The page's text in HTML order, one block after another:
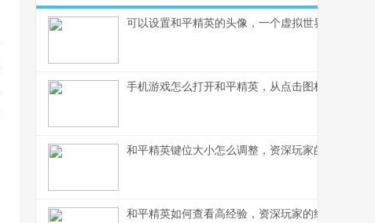
可以设置和平精英的头像，一个虚拟世界的自我宣
手机游戏怎么打开和平精英，从点击图标到沉浸战
和平精英键位大小怎么调整，资深玩家的精细操控
和平精英如何查看高经验，资深玩家的经验洞察之